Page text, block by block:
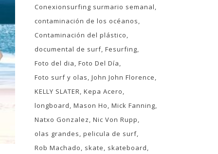
Conexionsurfing surmario semanal
contaminación de los océanos
Contaminación del plástico
documental de surf Fesurfing
Foto del dia Foto Del Día
Foto surf y olas John John Florence
KELLY SLATER Kepa Acero
longboard Mason Ho Mick Fanning
Natxo Gonzalez Nic Von Rupp
olas grandes pelicula de surf
Rob Machado
skate
skateboard